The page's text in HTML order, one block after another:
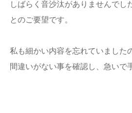
しばらく音沙汰がありませんでし
とのご要望です。
私も細かい内容を忘れていました
間違いがない事を確認し、急いで